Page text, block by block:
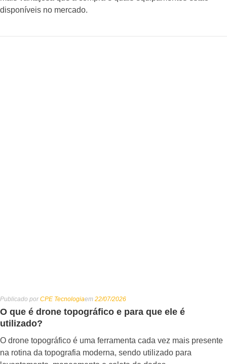
disponíveis no mercado.
Publicado por CPE Tecnologiaem 22/07/2026
O que é drone topográfico e para que ele é
utilizado?
O drone topográfico é uma ferramenta cada vez mais presente
na rotina da topografia moderna, sendo utilizado para